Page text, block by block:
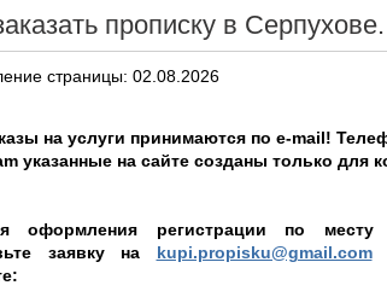
прописку в Серпухове.
страницы: 02.08.2026
на услуги принимаются по e-mail!
указанные на сайте созданы только для
оформления регистрации по месту
заявку на kupi.propisku@gmail.com